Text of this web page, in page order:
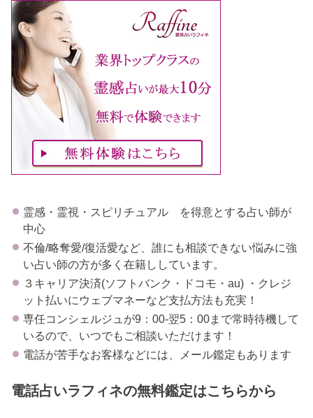
霊感・霊視・スピリチュアル を得意とする占い師が
中心
不倫/略奪愛/復活愛など、誰にも相談できない悩みに強
い占い師の方が多く在籍ししています。
３キャリア決済(ソフトバンク・ドコモ・au) ・クレジ
ット払いにウェブマネーなど支払方法も充実！
専任コンシェルジュが9：00-翌5：00まで常時待機して
いるので、いつでもご相談いただけます！
電話が苦手なお客様などには、メール鑑定もあります
電話占いラフィネの無料鑑定はこちらから